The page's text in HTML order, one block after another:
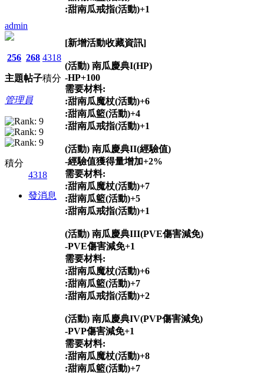
admin
256
主題
268
帖子
4318
積分
管理員
積分
4318
發消息
:甜南瓜戒指(活動)+1
[新增活動收藏資訊]
(活動) 南瓜慶典I(HP)
-HP+100
需要材料:
:甜南瓜魔杖(活動)+6
:甜南瓜籃(活動)+4
:甜南瓜戒指(活動)+1
(活動) 南瓜慶典II(經驗值)
-經驗值獲得量增加+2%
需要材料:
:甜南瓜魔杖(活動)+7
:甜南瓜籃(活動)+5
:甜南瓜戒指(活動)+1
(活動) 南瓜慶典III(PVE傷害減免)
-PVE傷害減免+1
需要材料:
:甜南瓜魔杖(活動)+6
:甜南瓜籃(活動)+7
:甜南瓜戒指(活動)+2
(活動) 南瓜慶典IV(PVP傷害減免)
-PVP傷害減免+1
需要材料:
:甜南瓜魔杖(活動)+8
:甜南瓜籃(活動)+7